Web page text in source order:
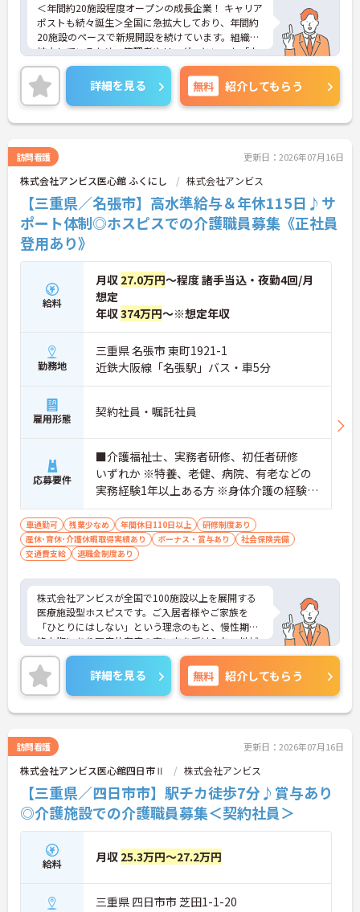
＜年間約20施設程度オープンの成長企業！ キャリア
ポストも続々誕生＞全国に急拡大しており、年間約
20施設のペースで新規開設を続けています。組織が
拡大しているため、管理者やリーダーといった「上
のポジション」も次々と生まれています。「ゆくゆ
くはマネジメントに挑戦したい」「施設の立ち上げ
に関わりたい」という意欲ある介護福祉士の方にと
って、キャリアアップのチャンスが豊富にある環境
です。
（前職は急性期・大学病院等が過半数）と連携しな
がら、通常の施設では経験できない高度なケアスキ
ルを習得できます。「ただのお世話」にとどまらな
い、医療的視点を持った介護のスペシャリストとし
て成長できる環境です。
詳細を見る 無料 紹介してもらう
訪問看護 更新日：2026年07月16日
株式会社アンビス医心館 ふくにし 株式会社アンビス
【三重県／名張市】高水準給与＆年休115日♪サ
ポート体制◎ホスピスでの介護職員募集《正社員
登用あり》
給料
月収 27.0万円～程度 諸手当込・夜勤4回/月
想定
年収374万円～※想定年収
勤務地
三重県 名張市 東町1921-1
近鉄大阪線「名張駅」バス・車5分
雇用形態 契約社員・嘱託社員
応募要件
■介護福祉士、実務者研修、初任者研修
いずれか ※特養、老健、病院、有老などの
実務経験1年以上ある方 ※身体介護の経験年
以上ある方、機械浴の使用の経験のある方
歓迎
車通勤可 残業少なめ 年間休日110日以上
研修制度あり
産休･育休･介護休暇取得実績あり
ボーナス・賞与あり
社会保険完備
交通費支給
退職金制度あり
株式会社アンビスが全国で100施設以上を展開する
医療施設型ホスピスです。ご入居者様やご家族を
「ひとりにはしない」という理念のもと、慢性期や
終末期にあり医療依存度の高い方を受け入れ、地域
医療を支える社会的意義の高い事業を推進していま
す。現場には看護師が24時間常駐しています。急変
時の対応や医療行為は看護師が担当するため、初任
者研修や実務者研修の方も食事介助や入浴介助など
の生活を支えるケアに専念できる環境です。多職種
連携の体制がしっかりと整っています。働き方の面
では、夜勤明けの翌日が原則として公休となるほ
か、月平均の残業時間も5時間から7時間程度とかな
り少なめです。常勤スタッフの比率が90パーセント
を超えているため急な勤務変更が発生しにくく、あ
らかじめ決められた訪問予定表に沿って規則正しく
働けます。入職後は現場スタッフによるお一人おひ
とりに合わせた個別のOJT研修が実施されます。eラ
ーニングも導入されており、多職種と連携しながら
専門性を着実に深めていける環境が用意されていま
詳細を見る 無料 紹介してもらう
訪問看護 更新日：2026年07月16日
株式会社アンビス医心館四日市Ⅱ 株式会社アンビス
【三重県／四日市市】駅チカ徒歩7分♪賞与あり
◎介護施設での介護職員募集＜契約社員＞
給料 月収 25.3万円～27.2万円
三重県 四日市市 芝田1-1-20